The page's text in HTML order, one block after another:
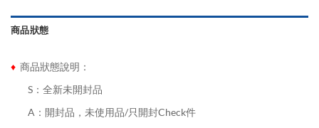
商品狀態
♦ 商品狀態說明：
S：全新未開封品
A：開封品，未使用品/只開封Check件